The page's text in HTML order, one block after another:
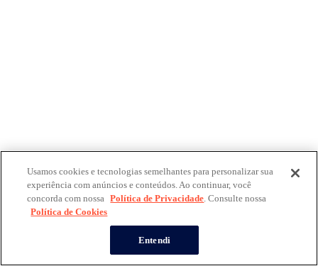
Usamos cookies e tecnologias semelhantes para personalizar sua
experiência com anúncios e conteúdos. Ao continuar, você
concorda com nossa Política de Privacidade. Consulte nossa
Política de Cookies
Entendi